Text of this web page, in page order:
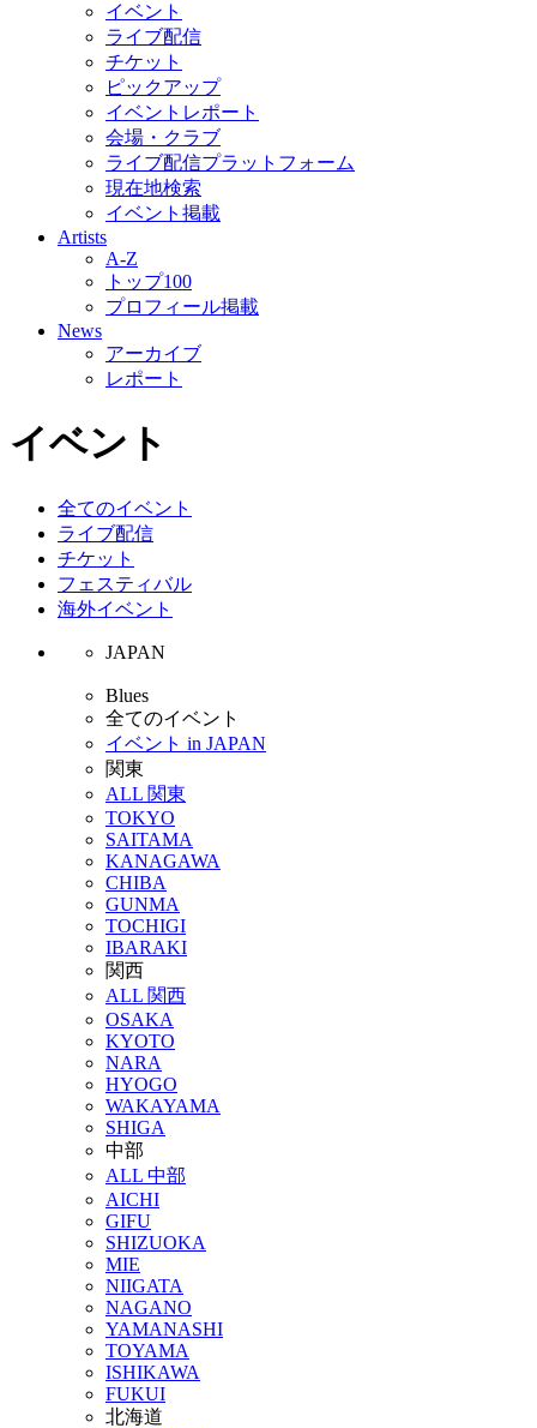
イベント
ライブ配信
チケット
ピックアップ
イベントレポート
会場・クラブ
ライブ配信プラットフォーム
現在地検索
イベント掲載
Artists
A-Z
トップ100
プロフィール掲載
News
アーカイブ
レポート
イベント
全てのイベント
ライブ配信
チケット
フェスティバル
海外イベント
JAPAN
Blues
全てのイベント
イベント in JAPAN
関東
ALL 関東
TOKYO
SAITAMA
KANAGAWA
CHIBA
GUNMA
TOCHIGI
IBARAKI
関西
ALL 関西
OSAKA
KYOTO
NARA
HYOGO
WAKAYAMA
SHIGA
中部
ALL 中部
AICHI
GIFU
SHIZUOKA
MIE
NIIGATA
NAGANO
YAMANASHI
TOYAMA
ISHIKAWA
FUKUI
北海道